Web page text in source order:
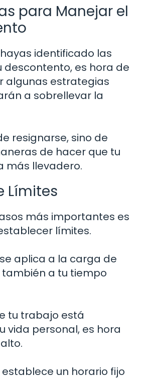
para Manejar el
identificado las
descontento, es hora de
algunas estrategias
a sobrellevar la
resignarse, sino de
de hacer que tu
más llevadero.
Límites
más importantes es
límites.
aplica a la carga de
a tu tiempo
tu trabajo está
vida personal, es hora
establece un horario fijo